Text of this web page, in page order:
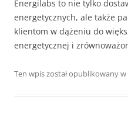
Energilabs to nie tylko
energetycznych, ale także
klientom w dążeniu do
energetycznej i
Ten wpis został opublikowany w